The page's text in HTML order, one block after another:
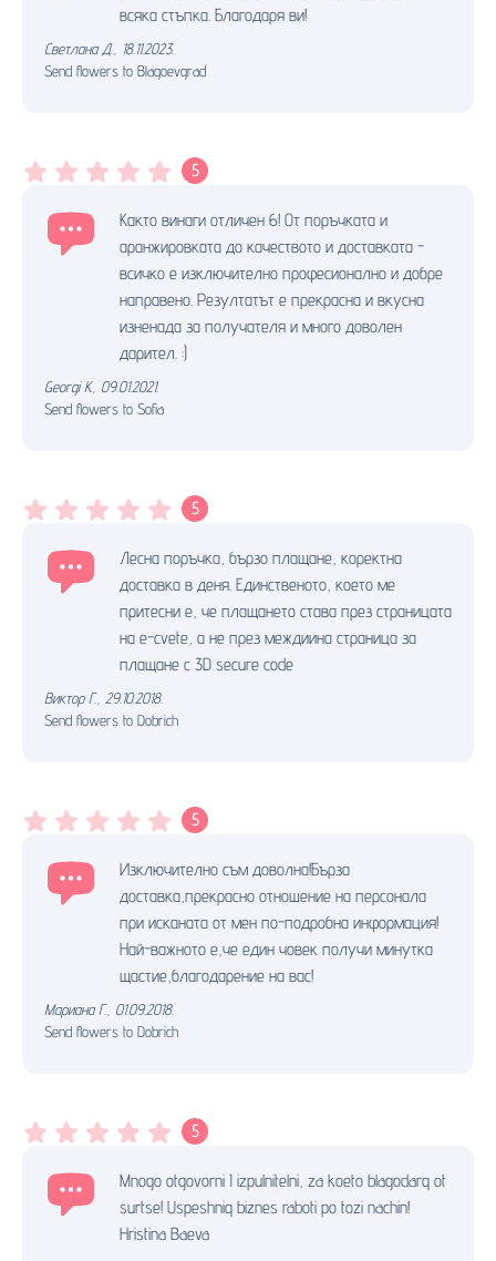
всяка стъпка. Благодаря ви!
Светлана Д.
18.11.2023.
Send flowers to Blagoevgrad
5
Както винаги отличен 6! От поръчката и
аранжировката до качеството и доставката -
всичко е изключително професионално и добре
направено. Резултатът е прекрасна и вкусна
изненада за получателя и много доволен
дарител. :)
Georgi K., 09.01.2021.
Send flowers to Sofia
5
Лесна поръчка, бързо плащане, коректна
доставка в деня. Единственото, което ме
притесни е, че плащането става през страницата
на e-cvete, а не през междиина страница за
плащане с 3D secure code
Виктор Г., 29.10.2018.
Send flowers to Dobrich
5
Изключително съм доволна!Бърза
доставка,прекрасно отношение на персонала
при исканата от мен по-подробна информация!
Най-важното е,че един човек получи минутка
щастие,благодарение на вас!
Мариана Г., 01.09.2018.
Send flowers to Dobrich
5
Mnogo otgovorni I izpulnitelni, za koeto blagodarq ot
surtse! Uspeshniq biznes raboti po tozi nachin!
Hristina Baeva